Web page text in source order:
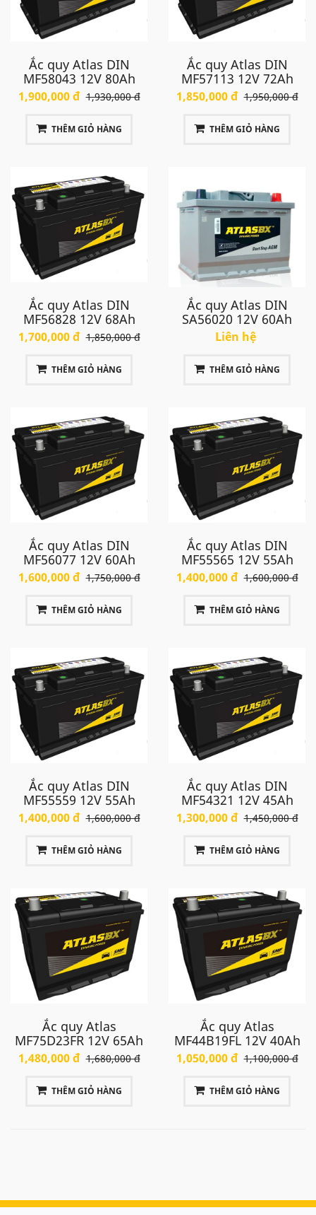
Ắc quy Atlas DIN
MF58043 12V 80Ah
1,900,000 đ 1,930,000 đ
THÊM GIỎ HÀNG
Ắc quy Atlas DIN
MF57113 12V 72Ah
1,850,000 đ 1,950,000 đ
THÊM GIỎ HÀNG
Ắc quy Atlas DIN
MF56828 12V 68Ah
1,700,000 đ 1,850,000 đ
THÊM GIỎ HÀNG
Ắc quy Atlas DIN
SA56020 12V 60Ah
Liên hệ
THÊM GIỎ HÀNG
Ắc quy Atlas DIN
MF56077 12V 60Ah
1,600,000 đ 1,750,000 đ
THÊM GIỎ HÀNG
Ắc quy Atlas DIN
MF55565 12V 55Ah
1,400,000 đ 1,600,000 đ
THÊM GIỎ HÀNG
Ắc quy Atlas DIN
MF55559 12V 55Ah
1,400,000 đ 1,600,000 đ
THÊM GIỎ HÀNG
Ắc quy Atlas DIN
MF54321 12V 45Ah
1,300,000 đ 1,450,000 đ
THÊM GIỎ HÀNG
Ắc quy Atlas
MF75D23FR 12V 65Ah
1,480,000 đ 1,680,000 đ
THÊM GIỎ HÀNG
Ắc quy Atlas
MF44B19FL 12V 40Ah
1,050,000 đ 1,100,000 đ
THÊM GIỎ HÀNG